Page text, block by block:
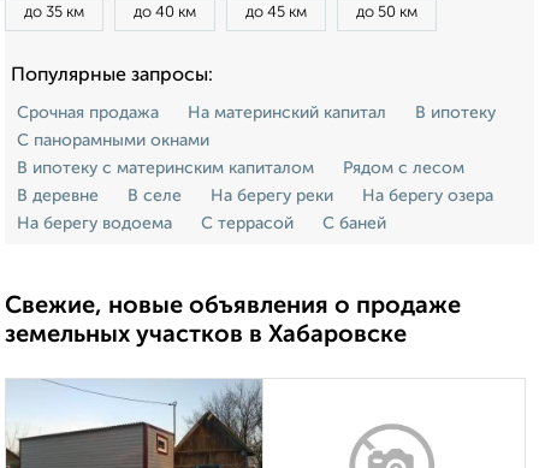
до 35 км до 40 км до 45 км до 50 км
Популярные запросы:
Срочная продажа На материнский капитал
В ипотеку
С панорамными окнами
В ипотеку с материнским капиталом
Рядом с лесом
В деревне
В селе На берегу реки
На берегу озера
На берегу водоема
С террасой С баней
Свежие, новые объявления о продаже
земельных участков в Хабаровске